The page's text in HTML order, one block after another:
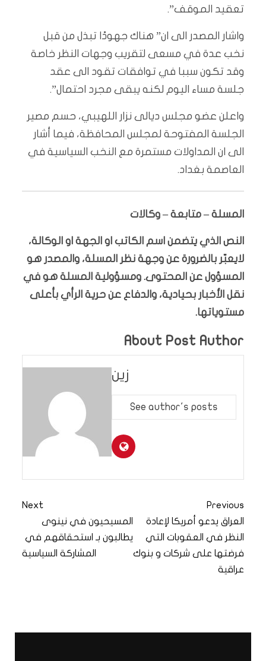
تعقيد الموقف”.
واشار المصدر الى ان” هناك جهودًا تبذل من قبل
نخب عدة في مسعى لتقريب وجهات النظر خاصة
وقد تكون سببا في توافقات تقود الى عقد
جلسة مساء اليوم لكنه يبقى مجرد احتمال”.
واعلن عضو مجلس ديالى نزار اللهيبي، حسم مصير
الجلسة المفتوحة لمجلس المحافظة، فيما أشار
الى ان المداولات مستمرة مع النخب السياسية في
العاصمة بغداد.
المسلة – متابعة – وكالات
النص الذي يتضمن اسم الكاتب او الجهة او الوكالة،
لايعبّر بالضرورة عن وجهة نظر المسلة، والمصدر هو
المسؤول عن المحتوى. ومسؤولية المسلة هو في
نقل الأخبار بحيادية، والدفاع عن حرية الرأي بأعلى
مستوياتها.
About Post Author
زين
See author's posts
Previous
العراق يدعو أمريكا لإعادة
النظر في العقوبات التي
فرضتها على شركات و بنوك
عراقية
Next
المسيحيون في نينوى
يطالبون بـ استحقاقهم في
المشاركة السياسية